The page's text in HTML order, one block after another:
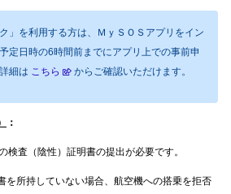
」を利用する方は、ＭｙＳＯＳアプリをイン
定日時の6時間前までにアプリ上での事前申
細は こちら からご確認いただけます。
：
検査（陰性）証明書の提出が必要です。
所持していない場合、航空機への搭乗を拒否